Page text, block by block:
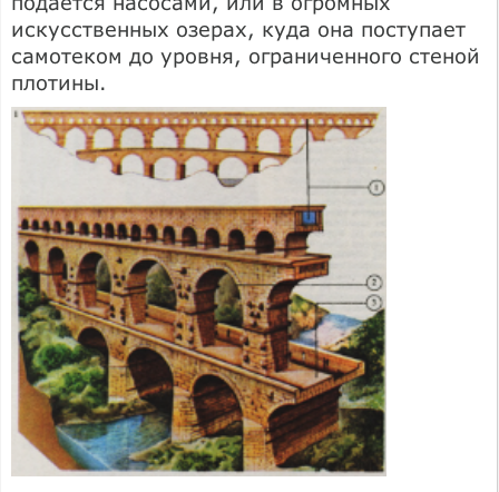
искусственных озерах, куда она поступает
самотеком до уровня, ограниченного стеной
плотины.